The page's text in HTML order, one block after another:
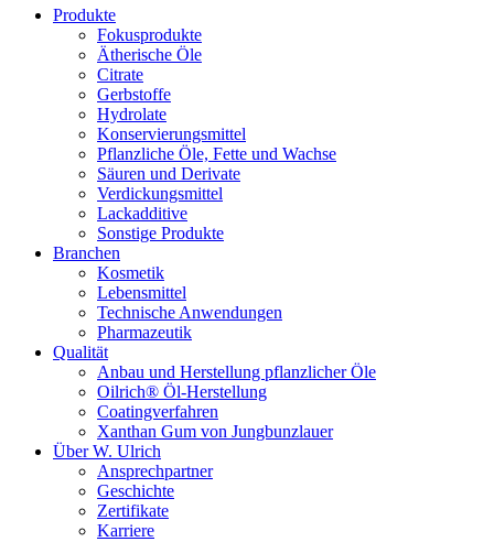
Produkte
Fokusprodukte
Ätherische Öle
Citrate
Gerbstoffe
Hydrolate
Konservierungsmittel
Pflanzliche Öle, Fette und Wachse
Säuren und Derivate
Verdickungsmittel
Lackadditive
Sonstige Produkte
Branchen
Kosmetik
Lebensmittel
Technische Anwendungen
Pharmazeutik
Qualität
Anbau und Herstellung pflanzlicher Öle
Oilrich® Öl-Herstellung
Coatingverfahren
Xanthan Gum von Jungbunzlauer
Über W. Ulrich
Ansprechpartner
Geschichte
Zertifikate
Karriere